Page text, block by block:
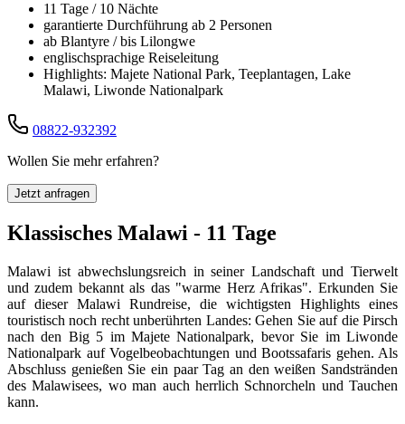
11 Tage / 10 Nächte
garantierte Durchführung ab 2 Personen
ab Blantyre / bis Lilongwe
englischsprachige Reiseleitung
Highlights: Majete National Park, Teeplantagen, Lake
Malawi, Liwonde Nationalpark
08822-932392
Wollen Sie mehr erfahren?
Jetzt anfragen
Klassisches Malawi - 11 Tage
Malawi ist abwechslungsreich in seiner Landschaft und Tierwelt
und zudem bekannt als das "warme Herz Afrikas". Erkunden Sie
auf dieser Malawi Rundreise, die wichtigsten Highlights eines
touristisch noch recht unberührten Landes: Gehen Sie auf die Pirsch
nach den Big 5 im Majete Nationalpark, bevor Sie im Liwonde
Nationalpark auf Vogelbeobachtungen und Bootssafaris gehen. Als
Abschluss genießen Sie ein paar Tag an den weißen Sandstränden
des Malawisees, wo man auch herrlich Schnorcheln und Tauchen
kann.